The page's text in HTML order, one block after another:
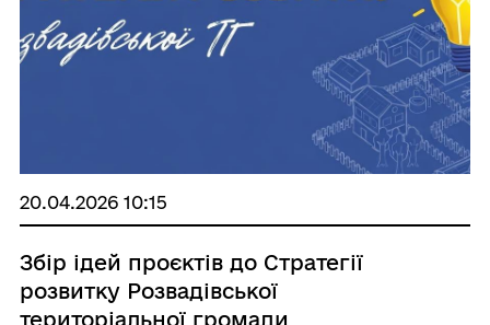
20.04.2026 10:15
Збір ідей проєктів до Стратегії
розвитку Розвадівської
територіальної громади